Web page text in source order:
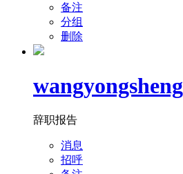
备注
分组
删除
wangyongsheng
辞职报告
消息
招呼